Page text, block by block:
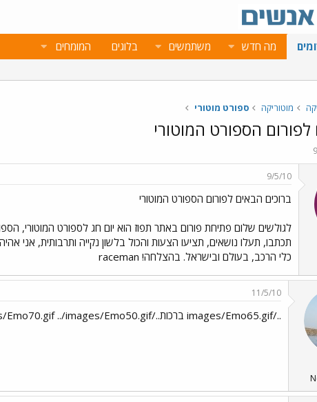
מה חדש משתמשים בלוגים המומחים
מוטוריקה ספורט מוטורי
הספורט המוטורי
9/5/10
ברוכים הבאים לפורום הספורט המוטורי
לגולשים שלום פתיחת פורום באתר תפוז הוא יום חג לספורט המוטורי,
תכתבו, תעלו נושאים, תציעו הצעות והכול בלשון נקייה ותרבותית, אני
כלי הרכב, בעולם ובישראל. בהצלחה! raceman
11/5/10
../images/Emo65.gif ברכות../images/Emo70.gif ../images/Emo50.gif